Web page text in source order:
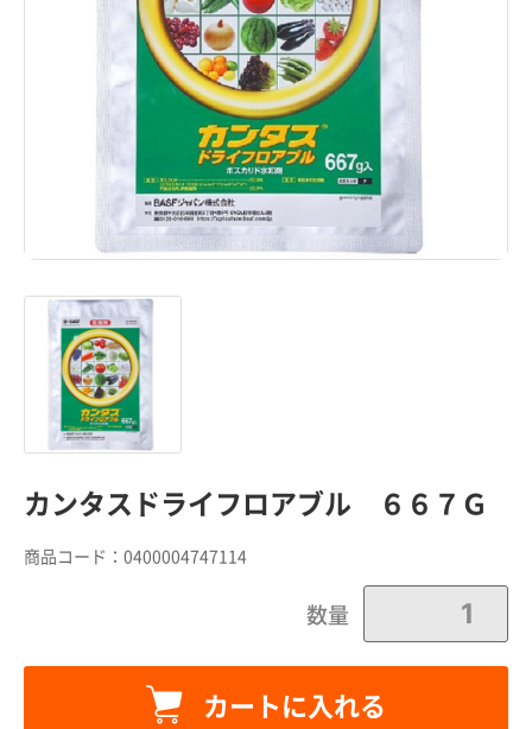
カンタスドライフロアブル ６６７Ｇ
商品コード： 0400004747114
数量
カートに入れる